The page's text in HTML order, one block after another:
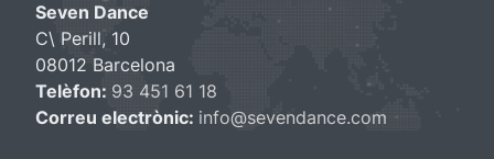
Seven Dance
C\ Perill, 10
08012 Barcelona
Telèfon: 93 451 61 18
Correu electrònic: info@sevendance.com